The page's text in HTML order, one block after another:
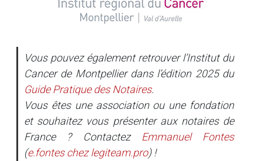
Vous pouvez également retrouver l’Institut du
Cancer de Montpellier dans l’édition 2025 du
Guide Pratique des Notaires.
Vous êtes une association ou une fondation
et souhaitez vous présenter aux notaires de
France ? Contactez
Emmanuel Fontes
(e.fonteschezlegiteam.pro) !